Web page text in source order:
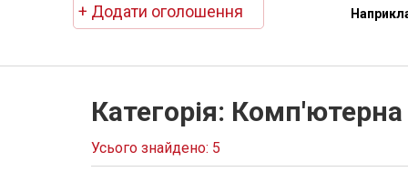
+ Додати оголошення
Категорія: Комп'ютерна
Усього знайдено: 5